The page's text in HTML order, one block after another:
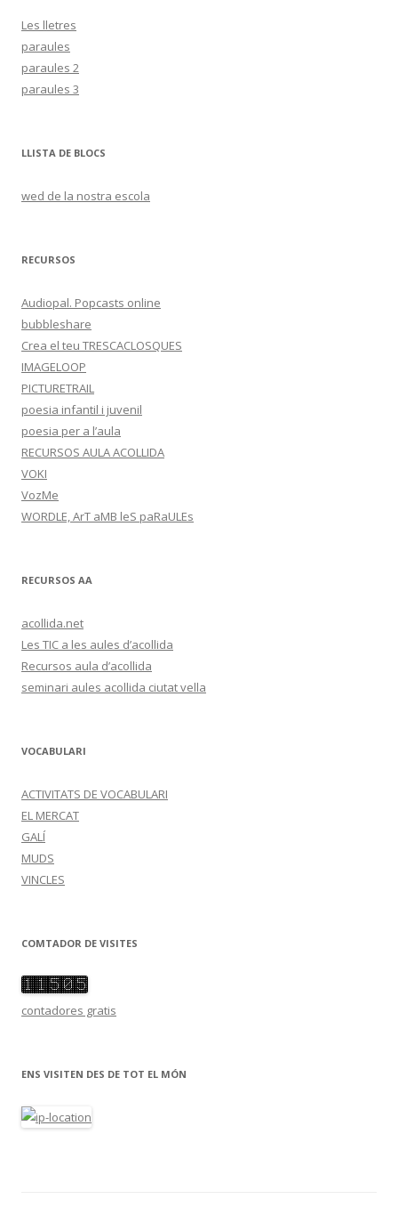
Les lletres
paraules
paraules 2
paraules 3
LLISTA DE BLOCS
wed de la nostra escola
RECURSOS
Audiopal. Popcasts online
bubbleshare
Crea el teu TRESCACLOSQUES
IMAGELOOP
PICTURETRAIL
poesia infantil i juvenil
poesia per a l’aula
RECURSOS AULA ACOLLIDA
VOKI
VozMe
WORDLE, ArT aMB leS paRaULEs
RECURSOS AA
acollida.net
Les TIC a les aules d’acollida
Recursos aula d’acollida
seminari aules acollida ciutat vella
VOCABULARI
ACTIVITATS DE VOCABULARI
EL MERCAT
GALÍ
MUDS
VINCLES
COMTADOR DE VISITES
contadores gratis
ENS VISITEN DES DE TOT EL MÓN